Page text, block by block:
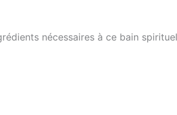
nécessaires à ce bain spirituel